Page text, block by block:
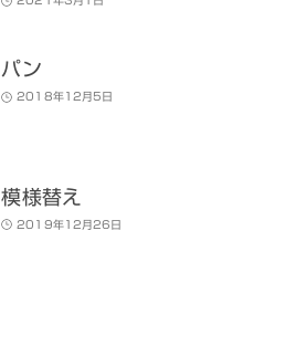
パン
2018年12月5日
模様替え
2019年12月26日